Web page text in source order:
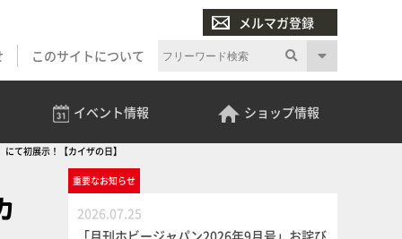
メルマガ登録
このサイトについて
イベント情報 ショップ情報
て初展示！【カイザの日】
重要なお知らせ
2026.07.25
「月刊ホビージャパン2026年9月号」お詫び